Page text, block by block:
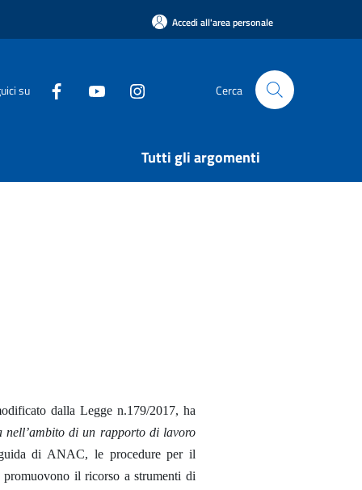
Accedi all'area personale
su Cerca
Tutti gli argomenti
dalla Legge n.179/2017, ha
di un rapporto di lavoro
di ANAC, le procedure per il
promuovono il ricorso a strumenti di